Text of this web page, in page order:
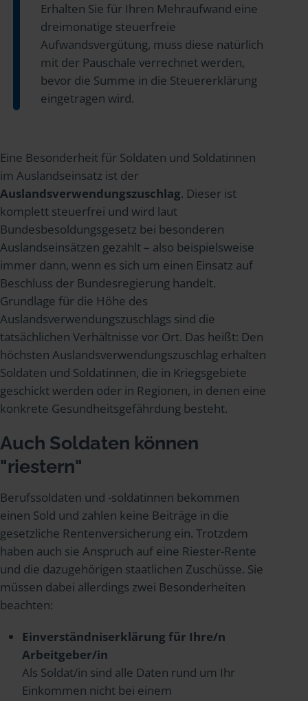
Erhalten Sie für Ihren Mehraufwand eine
dreimonatige steuerfreie
Aufwandsvergütung, muss diese natürlich
mit der Pauschale verrechnet werden,
bevor die Summe in die Steuererklärung
eingetragen wird.
Eine Besonderheit für Soldaten und Soldatinnen
im Auslandseinsatz ist der
Auslandsverwendungszuschlag. Dieser ist
komplett steuerfrei und wird laut
Bundesbesoldungsgesetz bei besonderen
Auslandseinsätzen gezahlt – also beispielsweise
immer dann, wenn es sich um einen Einsatz auf
Beschluss der Bundesregierung handelt.
Grundlage für die Höhe des
Auslandsverwendungszuschlags sind die
tatsächlichen Verhältnisse vor Ort. Das heißt: Den
höchsten Auslandsverwendungszuschlag erhalten
Soldaten und Soldatinnen, die in Kriegsgebiete
geschickt werden oder in Regionen, in denen eine
konkrete Gesundheitsgefährdung besteht.
Auch Soldaten können
"riestern"
Berufssoldaten und -soldatinnen bekommen
einen Sold und zahlen keine Beiträge in die
gesetzliche Rentenversicherung ein. Trotzdem
haben auch sie Anspruch auf eine Riester-Rente
und die dazugehörigen staatlichen Zuschüsse. Sie
müssen dabei allerdings zwei Besonderheiten
beachten:
Einverständniserklärung für Ihre/n
Arbeitgeber/in
Als Soldat/in sind alle Daten rund um Ihr
Einkommen nicht bei einem